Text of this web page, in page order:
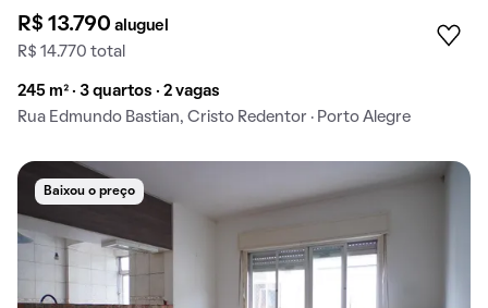
R$ 13.790aluguel
R$ 14.770 total
245 m² · 3 quartos · 2 vagas
Rua Edmundo Bastian, Cristo Redentor · Porto Alegre
Baixou o preço